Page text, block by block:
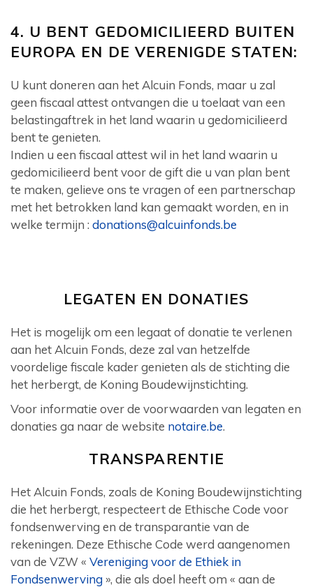
4. U BENT GEDOMICILIEERD BUITEN
EUROPA EN DE VERENIGDE STATEN:
U kunt doneren aan het Alcuin Fonds, maar u zal
geen fiscaal attest ontvangen die u toelaat van een
belastingaftrek in het land waarin u gedomicilieerd
bent te genieten.
Indien u een fiscaal attest wil in het land waarin u
gedomicilieerd bent voor de gift die u van plan bent
te maken, gelieve ons te vragen of een partnerschap
met het betrokken land kan gemaakt worden, en in
welke termijn : donations@alcuinfonds.be
LEGATEN EN DONATIES
Het is mogelijk om een legaat of donatie te verlenen
aan het Alcuin Fonds, deze zal van hetzelfde
voordelige fiscale kader genieten als de stichting die
het herbergt, de Koning Boudewijnstichting.
Voor informatie over de voorwaarden van legaten en
donaties ga naar de website notaire.be.
TRANSPARENTIE
Het Alcuin Fonds, zoals de Koning Boudewijnstichting
die het herbergt, respecteert de Ethische Code voor
fondsenwerving en de transparantie van de
rekeningen. Deze Ethische Code werd aangenomen
van de VZW « Vereniging voor de Ethiek in
Fondsenwerving», die als doel heeft om « aan de